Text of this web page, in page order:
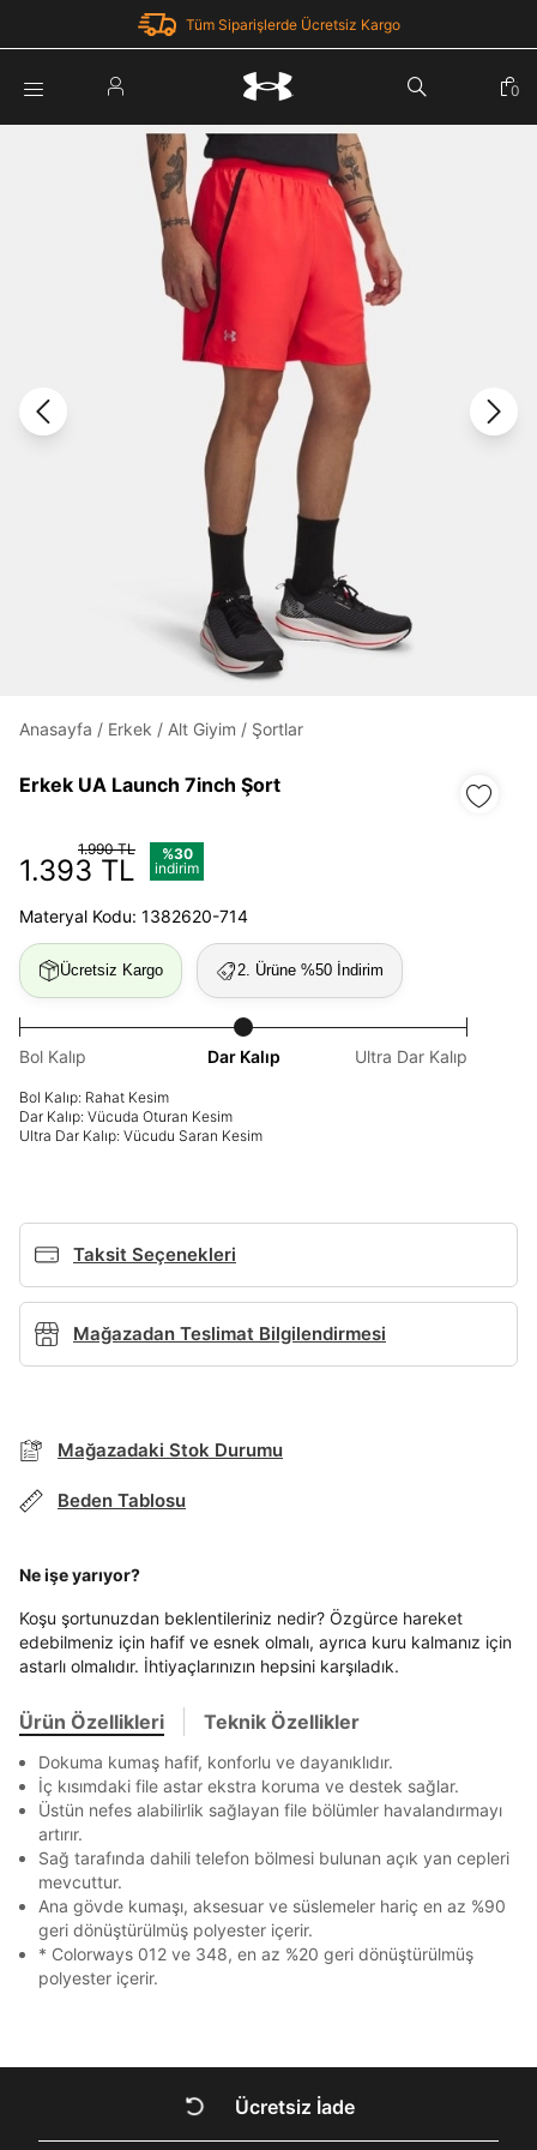
DOĞRU UNDER
Tüm Siparişlerde Ücretsiz Kargo
E-posta Adresi *
Giriş Yap
Under Armour'da yeni misiniz? Kayıt Ol
Üye Olmadan Devam Et
0
Anasayfa / Erkek / Alt Giyim / Şortlar
Erkek UA Launch 7inch Şort
1.990 TL
1.393 TL
%30
indirim
Materyal Kodu: 1382620-714
Ücretsiz Kargo 2. Ürüne %50 İndirim
Bol Kalıp Dar Kalıp Ultra Dar Kalıp
Bol Kalıp: Rahat Kesim
Dar Kalıp: Vücuda Oturan Kesim
Ultra Dar Kalıp: Vücudu Saran Kesim
Taksit Seçenekleri
TAKSİT SEÇENEKLERİ
İşbankası
Akbank Axess 4
Ziraat Bankası Ziraat Bankası 4
AnadoluBank
Kapat
Mağazadan Teslimat Bilgilendirmesi
Mağazadaki Stok Durumu
Beden Tablosu
Ne işe yarıyor?
Koşu şortunuzdan beklentileriniz nedir? Özgürce hareket
edebilmeniz için hafif ve esnek olmalı, ayrıca kuru kalmanız için
astarlı olmalıdır. İhtiyaçlarınızın hepsini karşıladık.
Ürün Özellikleri Teknik Özellikler
Dokuma kumaş hafif, konforlu ve dayanıklıdır.
İç kısımdaki file astar ekstra koruma ve destek sağlar.
Üstün nefes alabilirlik sağlayan file bölümler havalandırmayı
artırır.
Sağ tarafında dahili telefon bölmesi bulunan açık yan cepleri
mevcuttur.
Ana gövde kumaşı, aksesuar ve süslemeler hariç en az %90
geri dönüştürülmüş polyester içerir.
* Colorways 012 ve 348, en az %20 geri dönüştürülmüş
polyester içerir.
Mağazada Bul
Beden Seçin
Mağazada Bul
Ürün stoklara geldiğinde mail adresinize
bildirim göndereceğiz.
Ücretsiz İade
Sipariş Numaranız *
Sorgula
Parola Yenileme
E-posta adresi
Parolayı Yenile
Giriş Sayfasına Dön
Zaten hesabın var mı? Giriş yap
Daha hızlı ödeme.
Beni Hatırla Şifremi Unuttum
Ad*
Telefon Numarası*
En az 8 karakter
Bir küçük harf karakter
Bir rakam
Bir büyük harf
En az 1 özel karakter
Aşağıdakileri okudum ve kabul ediyorum:
Kişisel verilerinizAydınlatma Metni,Hüküm ve Koşullar
uyarınca işlenecektir. Kişisel verilerimin Doğuş
Perakende Satış Giyim ve Aksesuar Ticaret A.Ş.
tarafından ticari elektronik ileti gönderilmesi amacıyla
işlenmesini kabul ediyorum.
Sms
E-mail
Çağrı Merkezi / Arama
Kişisel verilerimin Doğuş Perakende Satış Giyim ve
verilerimin kişiselleştirilmiş reklamcılık faaliyeti
amacıyla işlenmesini kabul ediyorum.
internet sitesi altyapı hizmetlerinin sunucularının yurt
SMS Onay Kodu
Bilgilerinizi güncellemek için lütfen telefonunuza SMS
ile gelen kodu girerek telefon numaranızı doğrulayın.
SMS Onay Kodu
Bilgilerinizi güncellemek için lütfen telefonunuza SMS
ile gelen kodu girerek telefon numaranızı doğrulayın.